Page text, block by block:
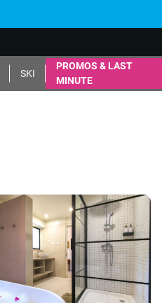
SKI
PROMOS & LAST
MINUTE